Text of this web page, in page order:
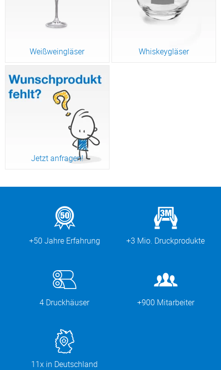
Weißweingläser Whiskeygläser
Jetzt anfragen!
+50 Jahre Erfahrung +3 Mio. Druckprodukte
4 Druckhäuser +900 Mitarbeiter
11x in Deutschland